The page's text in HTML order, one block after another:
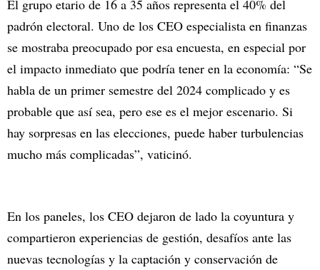
El grupo etario de 16 a 35 años representa el 40% del
padrón electoral. Uno de los CEO especialista en finanzas
se mostraba preocupado por esa encuesta, en especial por
el impacto inmediato que podría tener en la economía: “Se
habla de un primer semestre del 2024 complicado y es
probable que así sea, pero ese es el mejor escenario. Si
hay sorpresas en las elecciones, puede haber turbulencias
mucho más complicadas”, vaticinó.
En los paneles, los CEO dejaron de lado la coyuntura y
compartieron experiencias de gestión, desafíos ante las
nuevas tecnologías y la captación y conservación de